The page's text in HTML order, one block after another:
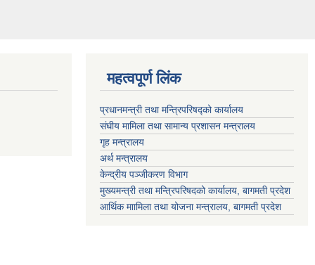
महत्वपूर्ण लिंक
प्रधानमन्त्री तथा मन्त्रिपरिषद्को कार्यालय
संघीय मामिला तथा सामान्य प्रशासन मन्त्रालय
गृह मन्त्रालय
अर्थ मन्त्रालय
केन्द्रीय पञ्जीकरण विभाग
मुख्यमन्त्री तथा मन्त्रिपरिषदको कार्यालय, बागमती प्रदेश
आर्थिक माामिला तथा योजना मन्त्रालय, बागमती प्रदेश